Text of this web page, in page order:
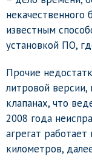
некачественного
известным
установкой ПО,
Прочие
литровой версии,
клапанах, что
2008 года
агрегат
километров,